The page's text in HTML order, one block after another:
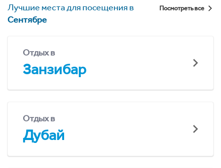
Лучшие места для посещения в
Сентябре
Посмотреть все
Отдых в
Занзибар
Отдых в
Дубай